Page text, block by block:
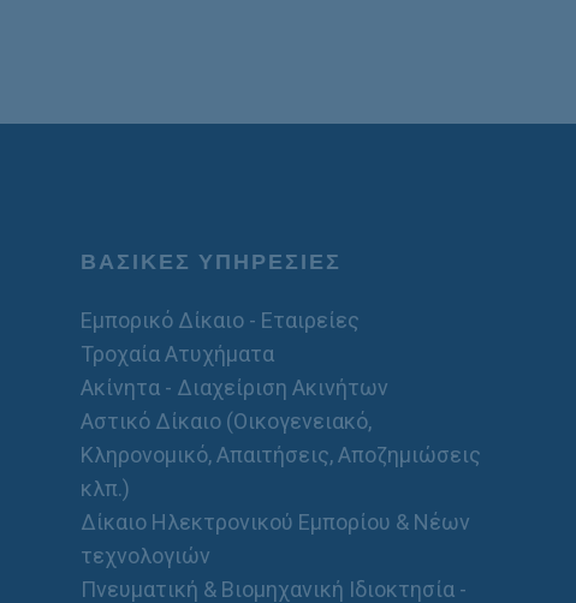
ΒΑΣΙΚΕΣ ΥΠΗΡΕΣΙΕΣ
Εμπορικό Δίκαιο - Εταιρείες
Τροχαία Ατυχήματα
Ακίνητα - Διαχείριση Ακινήτων
Αστικό Δίκαιο (Οικογενειακό,
Κληρονομικό, Απαιτήσεις, Αποζημιώσεις
κλπ.)
Δίκαιο Ηλεκτρονικού Εμπορίου & Νέων
τεχνολογιών
Πνευματική & Βιομηχανική Ιδιοκτησία -